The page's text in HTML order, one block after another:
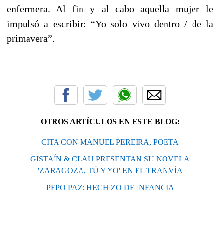
enfermera. Al fin y al cabo aquella mujer le
impulsó a escribir: “Yo solo vivo dentro / de la
primavera”.
OTROS ARTÍCULOS EN ESTE BLOG:
CITA CON MANUEL PEREIRA, POETA
GISTAÍN & CLAU PRESENTAN SU NOVELA
'ZARAGOZA, TÚ Y YO' EN EL TRANVÍA
PEPO PAZ: HECHIZO DE INFANCIA